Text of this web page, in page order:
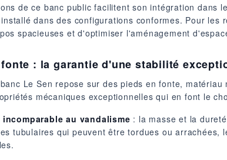
de ce banc public facilitent son intégration dans
dans des configurations conformes. Pour
spacieuses et d'optimiser l'aménagement
: la garantie d'une stabilité
Le Sen repose sur des pieds en fonte,
mécaniques exceptionnelles qui en font le
incomparable au vandalisme : la masse et la
tubulaires qui peuvent être tordues ou